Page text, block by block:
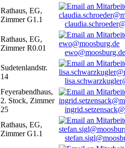
Rathaus, EG,
Zimmer G1.1
Rathaus, EG,
Zimmer R0.01
ewo@moosburg.de
Sudetenlandstr.
14
Feyerabendhaus,
2. Stock, Zimmer
25
Rathaus, EG,
Zimmer G1.1